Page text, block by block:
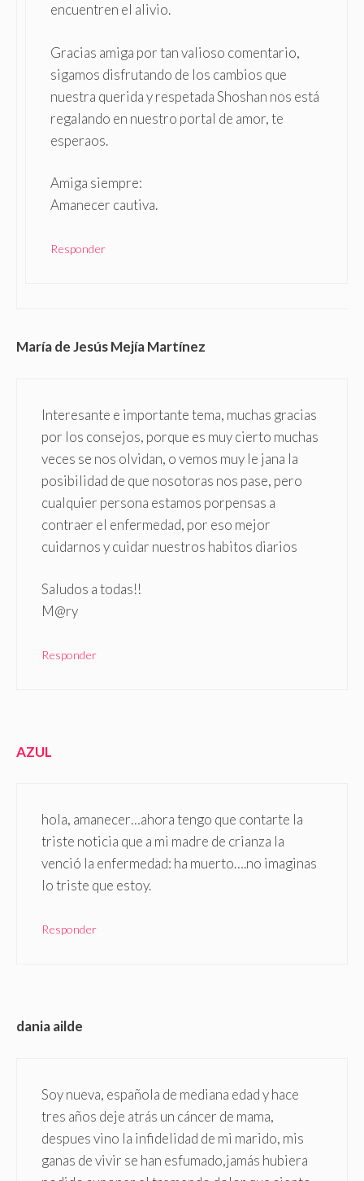
encuentren el alivio.
Gracias amiga por tan valioso comentario,
sigamos disfrutando de los cambios que
nuestra querida y respetada Shoshan nos está
regalando en nuestro portal de amor, te
esperaos.
Amiga siempre:
Amanecer cautiva.
Responder
María de Jesús Mejía Martínez
Interesante e importante tema, muchas gracias
por los consejos, porque es muy cierto muchas
veces se nos olvidan, o vemos muy le jana la
posibilidad de que nosotoras nos pase, pero
cualquier persona estamos porpensas a
contraer el enfermedad, por eso mejor
cuidarnos y cuidar nuestros habitos diarios
Saludos a todas!!
M@ry
Responder
AZUL
hola, amanecer…ahora tengo que contarte la
triste noticia que a mi madre de crianza la
venció la enfermedad: ha muerto….no imaginas
lo triste que estoy.
Responder
dania ailde
Soy nueva, española de mediana edad y hace
tres años deje atrás un cáncer de mama,
despues vino la infidelidad de mi marido, mis
ganas de vivir se han esfumado,jamás hubiera